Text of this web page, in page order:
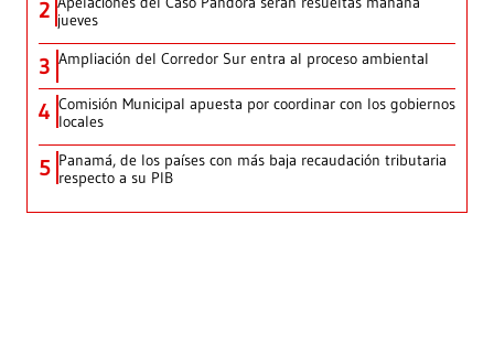
2 jueves
3 Ampliación del Corredor Sur entra al proceso ambiental
4 Comisión Municipal apuesta por coordinar con los gobiernos
locales
5 Panamá, de los países con más baja recaudación tributaria
respecto a su PIB